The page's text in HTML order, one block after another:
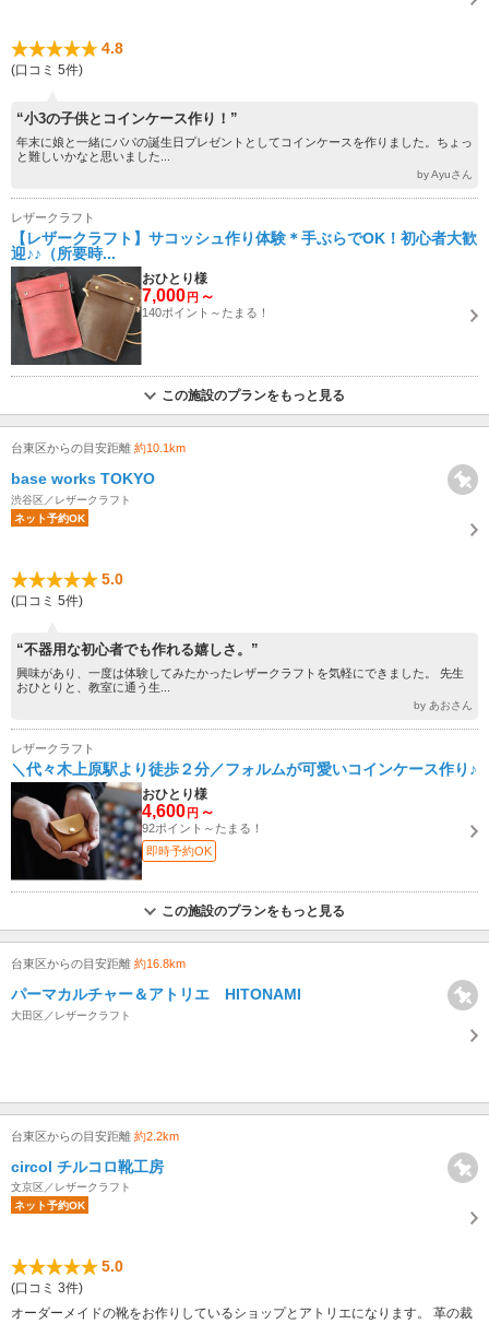
4.8
(口コミ 5件)
“小3の子供とコインケース作り！”
年末に娘と一緒にパパの誕生日プレゼントとしてコインケースを作りました。ちょっ
と難しいかなと思いました...
by Ayuさん
レザークラフト
【レザークラフト】サコッシュ作り体験＊手ぶらでOK！初心者大歓
迎♪♪（所要時...
おひとり様
7,000 円 ～
140ポイント～たまる！
この施設のプランをもっと見る
台東区からの目安距離 約10.1km
base works TOKYO
渋谷区／レザークラフト
ネット予約OK
5.0
(口コミ 5件)
“不器用な初心者でも作れる嬉しさ。”
興味があり、一度は体験してみたかったレザークラフトを気軽にできました。 先生
おひとりと、教室に通う生...
by あおさん
レザークラフト
＼代々木上原駅より徒歩２分／フォルムが可愛いコインケース作り♪
おひとり様
4,600 円 ～
92ポイント～たまる！
即時予約OK
この施設のプランをもっと見る
台東区からの目安距離 約16.8km
パーマカルチャー＆アトリエ HITONAMI
大田区／レザークラフト
台東区からの目安距離 約2.2km
circol チルコロ靴工房
文京区／レザークラフト
ネット予約OK
5.0
(口コミ 3件)
オーダーメイドの靴をお作りしているショップとアトリエになります。 革の裁